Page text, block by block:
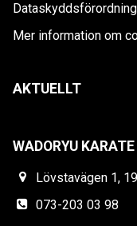
Mer information om
AKTUELLT
WADORYU KARATE
Lövstavägen 1,
073-203 03 98